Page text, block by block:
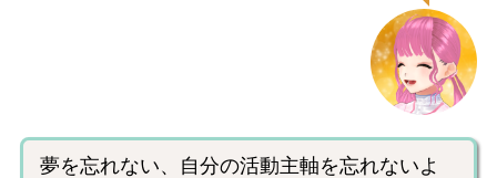
夢を忘れない、自分の活動主軸を忘れないよ